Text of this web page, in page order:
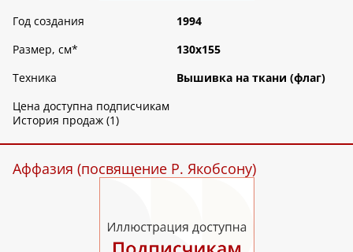
Год создания
1994
Размер, см*
130х155
Техника
Вышивка на ткани (флаг)
Цена доступна подписчикам
История продаж (1)
Аффазия (посвящение Р. Якобсону)